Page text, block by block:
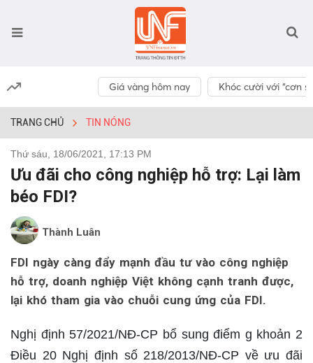
Giá vàng hôm nay Khóc cười với “cơn
TRANG CHỦ TIN NÓNG
Thứ sáu, 18/06/2021, 17:13 PM
Ưu đãi cho công nghiệp hỗ trợ: Lại làm
béo FDI?
Thành Luân
FDI ngày càng đẩy mạnh đầu tư vào công nghiệp
hỗ trợ, doanh nghiệp Việt không cạnh tranh được,
lại khó tham gia vào chuỗi cung ứng của FDI.
Nghị định 57/2021/NĐ-CP bổ sung điểm g khoản 2
Điều 20 Nghị định số 218/2013/NĐ-CP về ưu đãi